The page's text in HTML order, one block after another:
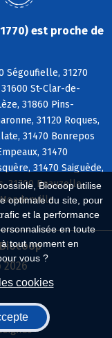
Biocoop utilise
optimale du site, pour
et la performance
en toute
tout moment en
vous ?
cookies
est proche de
Ségoufielle, 31270
St-Clar-de-
31860 Pins-
31120 Roques,
31470 Bonrepos
31470
31470 Saiguède,
31700 Beauzelle,